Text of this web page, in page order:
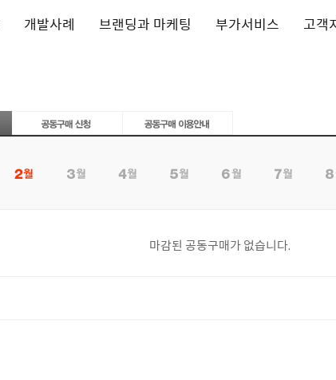
개발사례 브랜딩과 마케팅 부가서비스 고객
마감된 공동구매가 없습니다.